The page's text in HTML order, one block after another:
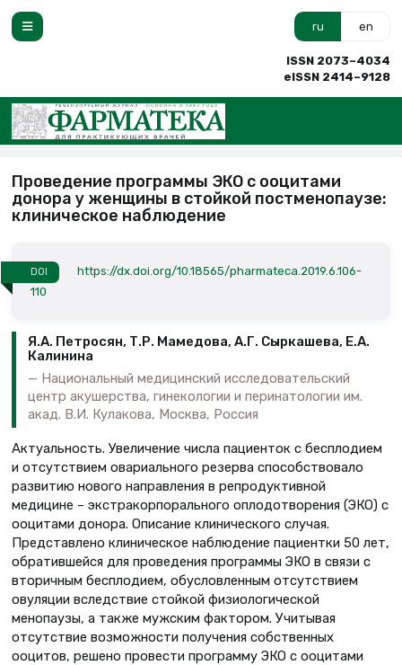
ru en
ISSN 2073–4034
eISSN 2414–9128
Проведение программы ЭКО с ооцитами
донора у женщины в стойкой постменопаузе:
клиническое наблюдение
DOI
https://dx.doi.org/10.18565/pharmateca.2019.6.106-
110
Я.А. Петросян, Т.Р. Мамедова, А.Г. Сыркашева, Е.А.
Калинина
Национальный медицинский исследовательский
центр акушерства, гинекологии и перинатологии им.
акад. В.И. Кулакова, Москва, Россия
Актуальность. Увеличение числа пациенток с бесплодием
и отсутствием овариального резерва способствовало
развитию нового направления в репродуктивной
медицине – экстракорпорального оплодотворения (ЭКО) с
ооцитами донора. Описание клинического случая.
Представлено клиническое наблюдение пациентки 50 лет,
обратившейся для проведения программы ЭКО в связи с
вторичным бесплодием, обусловленным отсутствием
овуляции вследствие стойкой физиологической
менопаузы, а также мужским фактором. Учитывая
отсутствие возможности получения собственных
ооцитов, решено провести программу ЭКО с ооцитами